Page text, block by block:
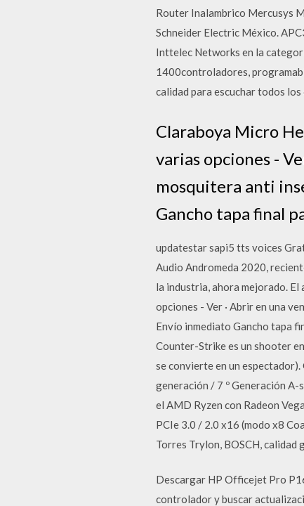
Router Inalambrico Mercusys
Schneider Electric México.
Inttelec Networks en la
1400controladores,
calidad para escuchar todos
Claraboya Micro
varias opciones -
mosquitera anti
Gancho tapa final
updatestar sapi5 tts voices
Audio Andromeda 2020,
la industria, ahora mejorado.
opciones - Ver · Abrir en una
Envío inmediato Gancho tapa
Counter-Strike es un shooter
se convierte en un
generación / 7 º Generación
el AMD Ryzen con Radeon
PCIe 3.0 / 2.0 x16 (modo x8
Torres Trylon, BOSCH, calidad
Descargar HP Officejet Pro
controlador y buscar